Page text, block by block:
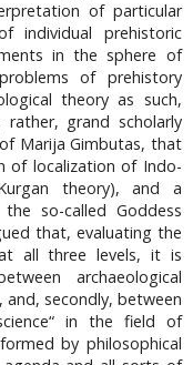
of particular
individual prehistoric
in the sphere of
of prehistory
theory as such,
grand scholarly
Marija Gimbutas, that
of localization of Indo-
theory), and a
so-called Goddess
that, evaluating the
all three levels, it is
archaeological
secondly, between
in the field of
by philosophical